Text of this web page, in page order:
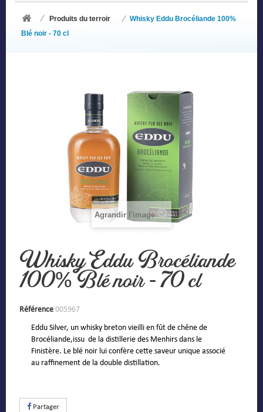
Produits du terroir
Whisky Eddu Brocéliande 100%
Blé noir - 70 cl
Agrandir l'image
Whisky Eddu Brocéliande
100% Blé noir - 70 cl
Référence 005967
Eddu Silver, un whisky breton vieilli en fût de chêne de
Brocéliande,issu de la distillerie des Menhirs dans le
Finistère. Le blé noir lui confère cette saveur unique associé
au raffinement de la double distillation.
Partager